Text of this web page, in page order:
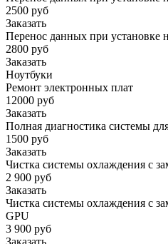
2500 руб
Заказать
Перенос данных при установке
2800 руб
Заказать
Ноутбуки
Ремонт электронных плат
12000 руб
Заказать
Полная диагностика системы
1500 руб
Заказать
Чистка системы охлаждения с
2 900 руб
Заказать
Чистка системы охлаждения с
GPU
3 900 руб
Заказать